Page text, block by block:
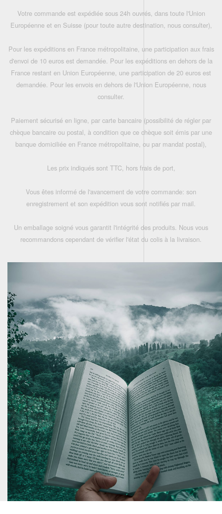
Votre commande est expédiée sous 24h ouvrés, dans toute l'Union
Européenne et en Suisse (pour toute autre destination, nous consulter),
Pour les expéditions en France métropolitaine, une participation aux frais
d'envoi de 10 euros est demandée. Pour les expéditions en dehors de la
France restant en Union Européenne, une participation de 20 euros est
demandée. Pour les envois en dehors de l'Union Européenne, nous
consulter.
Paiement sécurisé en ligne, par carte bancaire (possibilité de régler par
chèque bancaire ou postal, à condition que ce chèque soit émis par une
banque domiciliée en France métropolitaine, ou par mandat postal),
Les prix indiqués sont TTC, hors frais de port,
Vous êtes informé de l'avancement de votre commande: son
enregistrement et son expédition vous sont notifiés par mail.
Un emballage soigné vous garantit l'intégrité des produits. Nous vous
recommandons cependant de vérifier l'état du colis à la livraison.